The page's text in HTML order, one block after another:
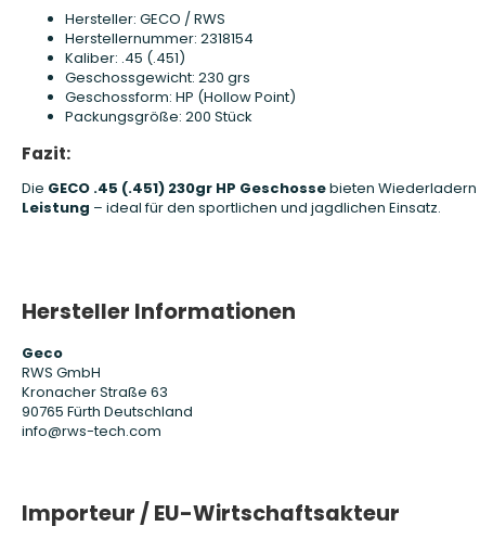
Hersteller: GECO / RWS
Herstellernummer: 2318154
Kaliber: .45 (.451)
Geschossgewicht: 230 grs
Geschossform: HP (Hollow Point)
Packungsgröße: 200 Stück
Fazit:
Die GECO .45 (.451) 230gr HP Geschossebieten Wiederladern
Leistung – ideal für den sportlichen und jagdlichen Einsatz.
Hersteller Informationen
Geco
RWS GmbH
Kronacher Straße 63
90765 Fürth Deutschland
info@rws-tech.com
Importeur / EU-Wirtschaftsakteur